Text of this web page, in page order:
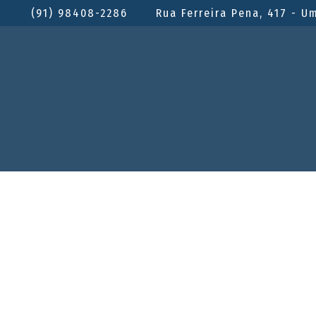
(91) 98408-2286 Rua Ferreira Pena, 417 -